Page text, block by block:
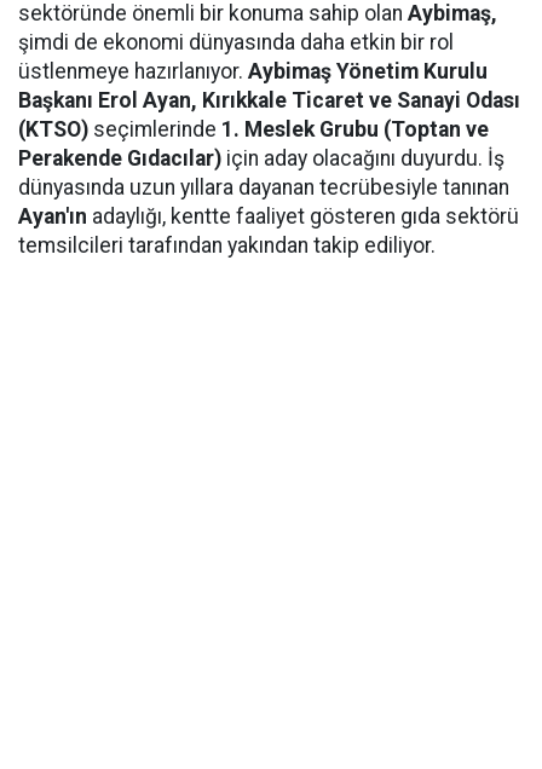
sektöründe önemli bir konuma sahip olan Aybimaş,
şimdi de ekonomi dünyasında daha etkin bir rol
üstlenmeye hazırlanıyor. Aybimaş Yönetim Kurulu
Başkanı Erol Ayan, Kırıkkale Ticaret ve Sanayi Odası
(KTSO) seçimlerinde 1. Meslek Grubu (Toptan ve
Perakende Gıdacılar) için aday olacağını duyurdu. İş
dünyasında uzun yıllara dayanan tecrübesiyle tanınan
Ayan'ın adaylığı, kentte faaliyet gösteren gıda sektörü
temsilcileri tarafından yakından takip ediliyor.